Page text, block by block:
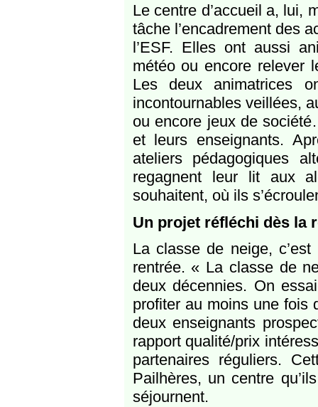
Le centre d’accueil a, lui,
tâche l’encadrement des
l’ESF. Elles ont aussi
météo ou encore relever
Les deux animatrices
incontournables veillées,
ou encore jeux de
et leurs enseignants.
ateliers pédagogiques
regagnent leur lit aux
souhaitent, où ils
Un projet réfléchi dès la
La classe de neige,
rentrée. « La classe de
deux décennies. On
profiter au moins une fois
deux enseignants
rapport qualité/prix
partenaires réguliers.
Pailhères, un centre
séjournent.